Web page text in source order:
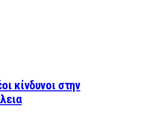
κίνδυνοι στην